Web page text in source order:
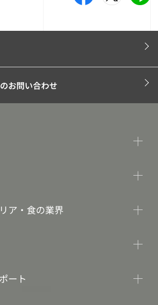
お問い合わせ
ア・食の業界
ート